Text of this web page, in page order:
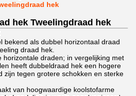
hek
hek Tweelingdraad hek
bekend als dubbel horizontaal draad
draad hek.
horizontale draden; in vergelijking met
heeft dubbeldraad hek een hogere
zijn tegen grotere schokken en sterke
van hoogwaardige koolstofarme